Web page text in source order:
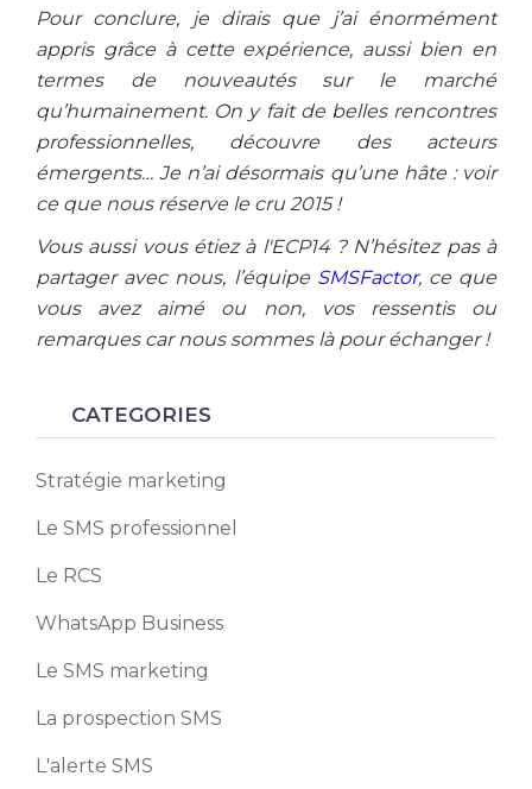
Pour conclure, je dirais que j’ai énormément
appris grâce à cette expérience, aussi bien en
termes de nouveautés sur le marché
qu’humainement. On y fait de belles rencontres
professionnelles, découvre des acteurs
émergents… Je n’ai désormais qu’une hâte : voir
ce que nous réserve le cru 2015 !
Vous aussi vous étiez à l'ECP14 ? N’hésitez pas à
partager avec nous, l’équipe SMSFactor, ce que
vous avez aimé ou non, vos ressentis ou
remarques car nous sommes là pour échanger !
CATEGORIES
Stratégie marketing
Le SMS professionnel
Le RCS
WhatsApp Business
Le SMS marketing
La prospection SMS
L'alerte SMS